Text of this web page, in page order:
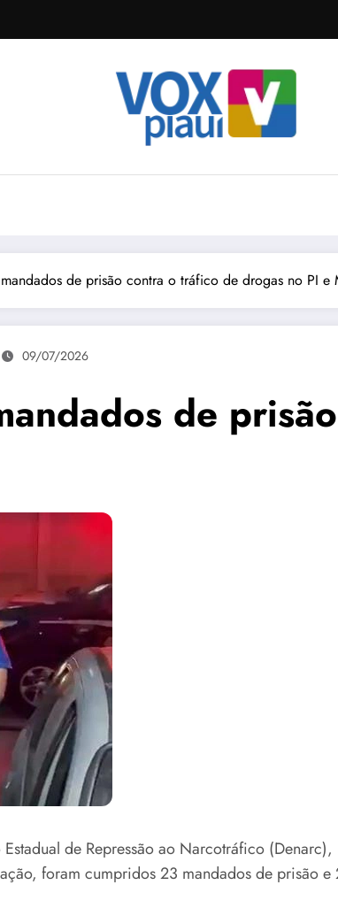
de prisão contra o tráfico de drogas no PI e
09/07/2026
de
de Repressão ao Narcotráfico
foram cumpridos 23 mandados de prisão e